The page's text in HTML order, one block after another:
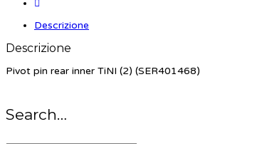
Descrizione
Descrizione
Pivot pin rear inner TiNI (2) (SER401468)
Search…